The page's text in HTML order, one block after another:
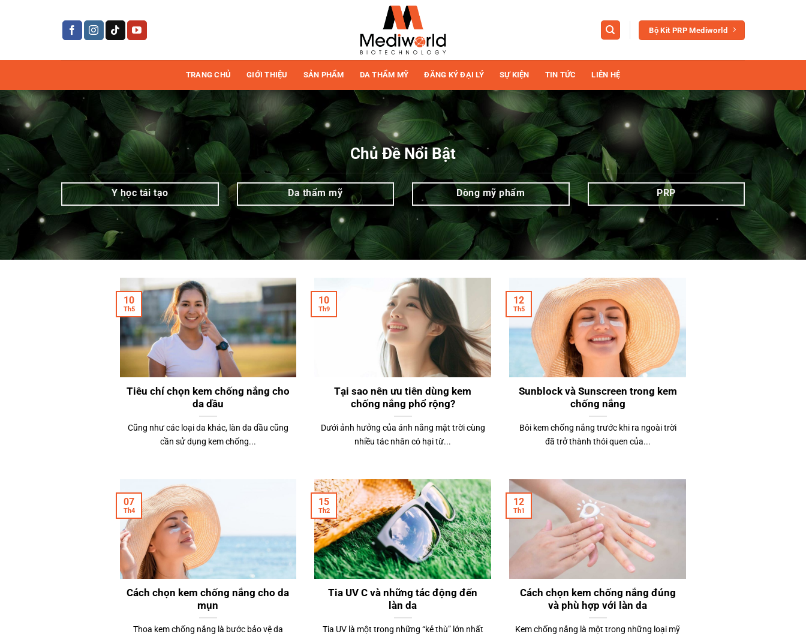
Kem
chống
|
Mediworld
Bộ Kit PRP Mediworld
TRANG CHỦ GIỚI THIỆU SẢN PHẨM DA THẨM MỸ ĐĂNG KÝ ĐẠI LÝ SỰ KIỆN TIN TỨC LIÊN HỆ
Chủ Đề Nổi Bật
Y học tái tạo Da thẩm mỹ Dòng mỹ phẩm PRP
Tiêu chí chọn kem chống nắng cho
da dầu
Cũng như các loại da khác, làn da dầu cũng
cần sử dụng kem chống...
10
Th5
Tại sao nên ưu tiên dùng kem
chống nắng phổ rộng?
Dưới ảnh hưởng của ánh nắng mặt trời cùng
nhiều tác nhân có hại từ...
10
Th9
Sunblock và Sunscreen trong kem
chống nắng
Bôi kem chống nắng trước khi ra ngoài trời
đã trở thành thói quen của...
12
Th5
Cách chọn kem chống nắng cho da
mụn
Thoa kem chống nắng là bước bảo vệ da
07
Th4
Tia UV C và những tác động đến
làn da
Tia UV là một trong những “kẻ thù” lớn nhất
15
Th2
Cách chọn kem chống nắng đúng
và phù hợp với làn da
Kem chống nắng là một trong những loại mỹ
12
Th1